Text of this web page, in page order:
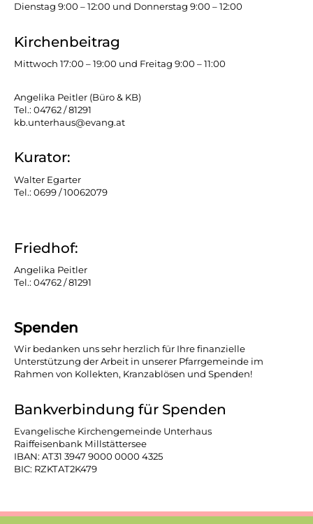
Dienstag 9:00 – 12:00 und Donnerstag 9:00 – 12:00
Kirchenbeitrag
Mittwoch 17:00 – 19:00 und Freitag 9:00 – 11:00
Angelika Peitler (Büro & KB)
Tel.: 04762 / 81291
kb.unterhaus@evang.at
Kurator:
Walter Egarter
Tel.: 0699 / 10062079
Friedhof:
Angelika Peitler
Tel.: 04762 / 81291
Spenden
Wir bedanken uns sehr herzlich für Ihre finanzielle
Unterstützung der Arbeit in unserer Pfarrgemeinde im
Rahmen von Kollekten, Kranzablösen und Spenden!
Bankverbindung für Spenden
Evangelische Kirchengemeinde Unterhaus
Raiffeisenbank Millstättersee
IBAN: AT31 3947 9000 0000 4325
BIC: RZKTAT2K479